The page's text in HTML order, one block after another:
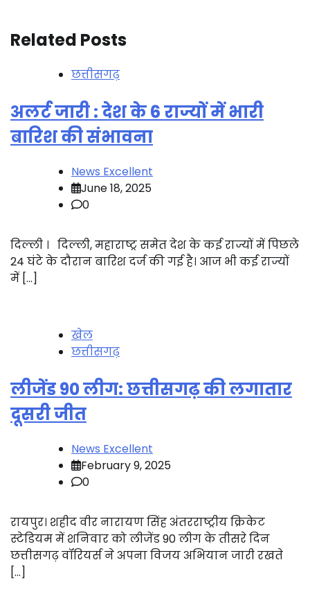
Related Posts
छत्तीसगढ़
अलर्ट जारी : देश के 6 राज्यों में भारी
बारिश की संभावना
News Excellent
June 18, 2025
0
दिल्ली । दिल्ली, महाराष्ट्र समेत देश के कई राज्यों में पिछले
24 घंटे के दौरान बारिश दर्ज की गई है। आज भी कई राज्यों
में […]
खेल
छत्तीसगढ़
लीजेंड 90 लीग: छत्तीसगढ़ की लगातार
दूसरी जीत
News Excellent
February 9, 2025
0
रायपुर। शहीद वीर नारायण सिंह अंतरराष्ट्रीय क्रिकेट
स्टेडियम में शनिवार को लीजेंड 90 लीग के तीसरे दिन
छत्तीसगढ़ वॉरियर्स ने अपना विजय अभियान जारी रखते
[…]